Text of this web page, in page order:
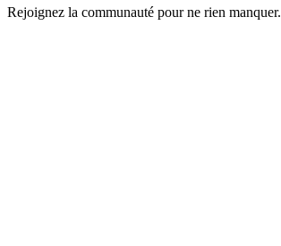
Rejoignez la communauté pour ne rien manquer.